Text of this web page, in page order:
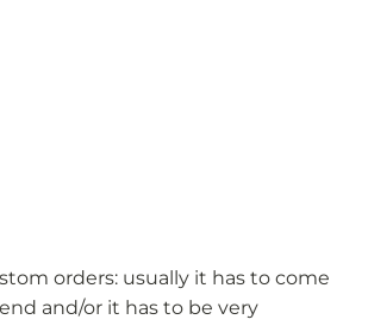
orders: usually it has to come
and/or it has to be very